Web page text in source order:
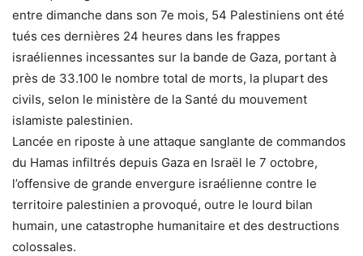
entre dimanche dans son 7e mois, 54 Palestiniens ont été
tués ces dernières 24 heures dans les frappes
israéliennes incessantes sur la bande de Gaza, portant à
près de 33.100 le nombre total de morts, la plupart des
civils, selon le ministère de la Santé du mouvement
islamiste palestinien.
Lancée en riposte à une attaque sanglante de commandos
du Hamas infiltrés depuis Gaza en Israël le 7 octobre,
l’offensive de grande envergure israélienne contre le
territoire palestinien a provoqué, outre le lourd bilan
humain, une catastrophe humanitaire et des destructions
colossales.